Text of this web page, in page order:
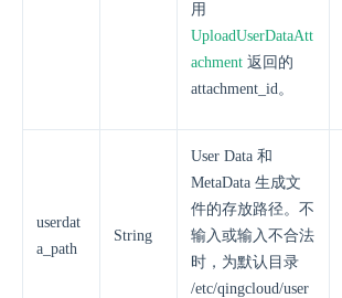
用
UploadUserDataAtt
achment 返回的
attachment_id。
userdat
a_path
String
User Data 和
MetaData 生成文
件的存放路径。不
输入或输入不合法
时，为默认目录
/etc/qingcloud/user